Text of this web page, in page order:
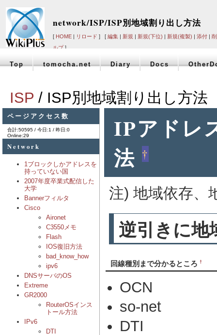
network/ISP/ISP別地域割り出し方法
[ HOME | リロード ] [ 編集 | 新規 | 新規(下位) | 新規(複製) | 添付 |
ルプ]
Top tomocha.net Diary Docs
ISP / ISP別地域割り出し方法
ページアクセス数
合計:50595 / 今日:1 / 昨日:0
Online:29
Network
1ブロックしかアドレスを
持っていない国
2007年度卒業式配信した
大学
Bannerフィルタ
Cisco
Aironet
C3550メモ
Flash
IOS復旧方法
bad_know_how
ipv6
DNSサーバのOS
Extreme
GR2000
RouterOSインス
トール方法
IPv6
DTI
IPアドレ
法 †
注) 地域依存、
逆引きに
回線種別まで分かるところ †
OCN
so-net
DTI